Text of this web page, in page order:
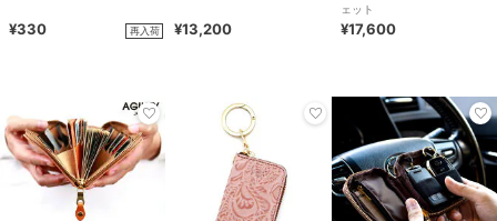
¥330 再入荷 ¥13,200
ェット
¥17,600